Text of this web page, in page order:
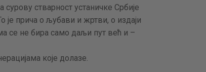
сурову стварност устаничке Србије
је прича о љубави и жртви, о издаји
се не бира само даљи пут већ и –
које долазе.